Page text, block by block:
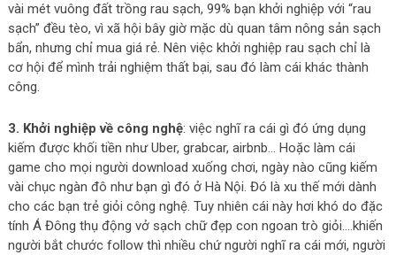
vài mét vuông đất trồng rau sạch, 99% bạn khởi nghiệp với “rau
sạch” đều tèo, vì xã hội bây giờ mặc dù quan tâm nông sản sạch
bẩn, nhưng chỉ mua giá rẻ. Nên việc khởi nghiệp rau sạch chỉ là
cơ hội để mình trải nghiệm thất bại, sau đó làm cái khác thành
công.
3. Khởi nghiệp về công nghệ: việc nghĩ ra cái gì đó ứng dụng
kiếm được khối tiền như Uber, grabcar, airbnb… Hoặc làm cái
game cho mọi người download xuống chơi, ngày nào cũng kiếm
vài chục ngàn đô như bạn gì đó ở Hà Nội. Đó là xu thế mới dành
cho các bạn trẻ giỏi công nghệ. Tuy nhiên cái này hơi khó do đặc
tính Á Đông thụ động vở sạch chữ đẹp con ngoan trò giỏi….khiến
người bắt chước follow thì nhiều chứ người nghĩ ra cái mới, người